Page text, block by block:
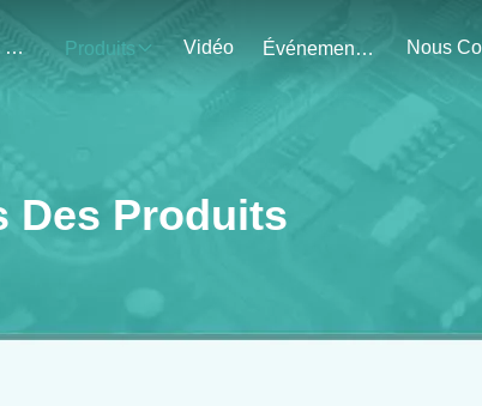
À Propos De Nous Produits Vidéo Événements
Des Produits